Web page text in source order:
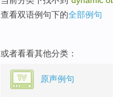
查看双语例句下的全部例句
或者看看其他分类：
原声例句